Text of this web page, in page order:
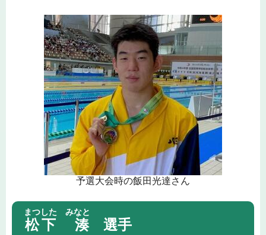
予選大会時の飯田光達さん
松下 湊
まつした みなと
選手